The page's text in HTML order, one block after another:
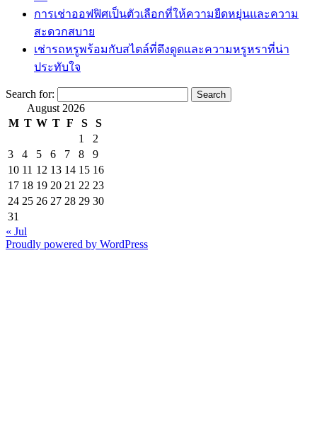
การเช่าออฟฟิศเป็นตัวเลือกที่ให้ความยืดหยุ่นและความ
สะดวกสบาย
เช่ารถหรูพร้อมกับสไตล์ที่ดึงดูดและความหรูหราที่น่า
ประทับใจ
Search for:
August 2026
M T W T F S
S
1
2
3
4 5 6 7 8
9
10 11 12 13 14 15 16
17 18 19 20 21 22 23
24 25 26 27 28 29 30
31
« Jul
Proudly powered by WordPress